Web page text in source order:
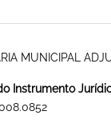
MUNICIPAL
Instrumento